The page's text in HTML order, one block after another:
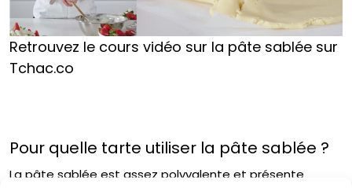
Retrouvez le cours vidéo sur la pâte sablée sur
Tchac.co
Pour quelle tarte utiliser la pâte sablée ?
La pâte sablée est assez polyvalente et présente